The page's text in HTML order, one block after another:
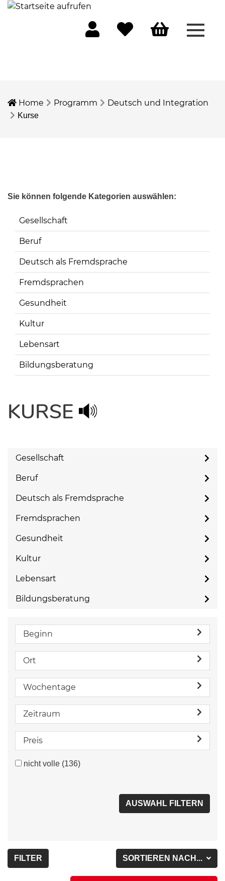
Home Programm Deutsch und Integration
Kurse
Sie können folgende Kategorien auswählen:
Gesellschaft
Beruf
Deutsch als Fremdsprache
Fremdsprachen
Gesundheit
Kultur
Lebensart
Bildungsberatung
KURSE
Gesellschaft
Beruf
Deutsch als Fremdsprache
Fremdsprachen
Gesundheit
Kultur
Lebensart
Bildungsberatung
Beginn
Ort
Wochentage
Zeitraum
Preis
nicht volle (136)
SORTIEREN NACH...
FILTER